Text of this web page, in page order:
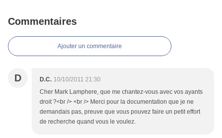
Commentaires
Ajouter un commentaire
D D.C. 10/10/2011 21:30
Cher Mark Lamphere, que me chantez-vous avec vos ayants
droit ?<br /> <br /> Merci pour la documentation que je ne
demandais pas, preuve que vous pouvez faire un petit effort
de recherche quand vous le voulez.